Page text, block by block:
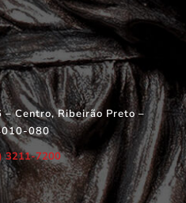
Centro, Ribeirão Preto –
080
3211-7200